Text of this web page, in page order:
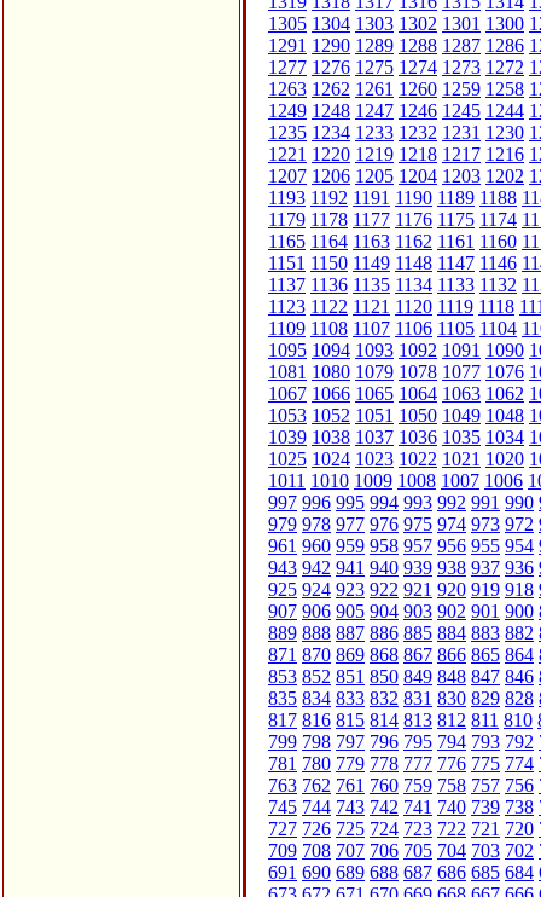
1305 1304 1303 1302 1301 1300
1291 1290 1289 1288 1287 1286
1277 1276 1275 1274 1273 1272
1263 1262 1261 1260 1259 1258
1249 1248 1247 1246 1245 1244
1235 1234 1233 1232 1231 1230
1221 1220 1219 1218 1217 1216
1207 1206 1205 1204 1203 1202
1193 1192 1191 1190 1189 1188
1179 1178 1177 1176 1175 1174
1165 1164 1163 1162 1161 1160
1151 1150 1149 1148 1147 1146
1137 1136 1135 1134 1133 1132
1123 1122 1121 1120 1119 1118
1109 1108 1107 1106 1105 1104
1095 1094 1093 1092 1091 1090
1081 1080 1079 1078 1077 1076
1067 1066 1065 1064 1063 1062
1053 1052 1051 1050 1049 1048
1039 1038 1037 1036 1035 1034
1025 1024 1023 1022 1021 1020
1011 1010 1009 1008 1007 1006
997 996 995 994 993 992 991 990
979 978 977 976 975 974 973 972
961 960 959 958 957 956 955 954
943 942 941 940 939 938 937 936
925 924 923 922 921 920 919 918
907 906 905 904 903 902 901 900
889 888 887 886 885 884 883 882
871 870 869 868 867 866 865 864
853 852 851 850 849 848 847 846
835 834 833 832 831 830 829 828
817 816 815 814 813 812 811 810
799 798 797 796 795 794 793 792
781 780 779 778 777 776 775 774
763 762 761 760 759 758 757 756
745 744 743 742 741 740 739 738
727 726 725 724 723 722 721 720
709 708 707 706 705 704 703 702
691 690 689 688 687 686 685 684